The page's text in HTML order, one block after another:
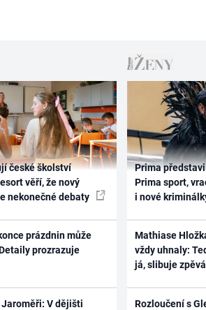
české školství
věří, že nový
nekonečné debaty
prázdnin může
prozrazuje
V dějišti
Prima
Prima sport,
i nové
Mathiase
vždy uhnaly:
já, slibuje
Rozloučení s